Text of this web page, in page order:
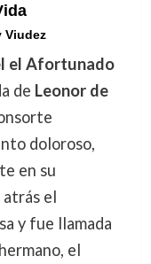
Viudez
el Afortunado
de Leonor de
doloroso,
en su
el
y fue llamada
el